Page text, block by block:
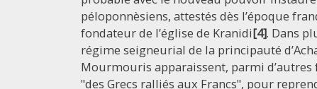
péloponnèsiens, attestés dès l’époque
fondateur de l’église de Kranidi[4]. Dans
régime seigneurial de la principauté
Mourmouris apparaissent, parmi
"des Grecs ralliés aux Francs", pour